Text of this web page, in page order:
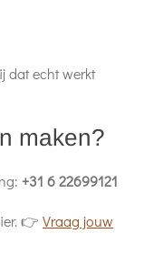
dat echt werkt
maken?
+31 6 22699121
👉 Vraag jouw